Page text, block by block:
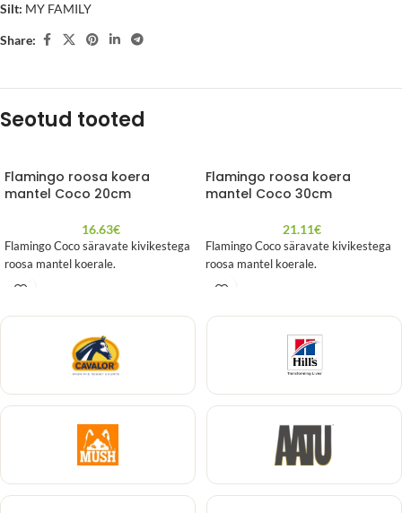
Silt: MY FAMILY
Share:
Seotud tooted
Flamingo roosa koera
mantel Coco 20cm
16.63€
Flamingo Coco säravate kivikestega
roosa mantel koerale.
Flamingo roosa koera
mantel Coco 30cm
21.11€
Flamingo Coco säravate kivikestega
roosa mantel koerale.